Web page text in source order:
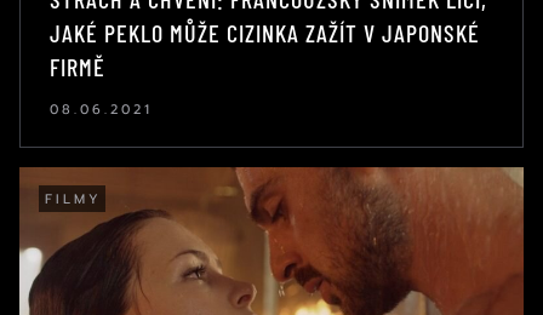
JAKÉ PEKLO MŮŽE CIZINKA ZAŽÍT V JAPONSKÉ
FIRMĚ
08.06.2021
FILMY